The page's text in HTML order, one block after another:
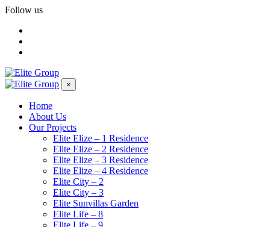
Follow us
×
Home
About Us
Our Projects
Elite Elize – 1 Residence
Elite Elize – 2 Residence
Elite Elize – 3 Residence
Elite Elize – 4 Residence
Elite City – 2
Elite City – 3
Elite Sunvillas Garden
Elite Life – 8
Elite Life – 9